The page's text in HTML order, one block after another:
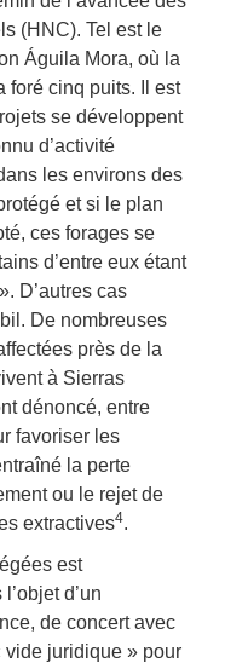
(HNC). Tel est le
Águila Mora, où la
foré cinq puits. Il est
se développent
d’activité
les environs des
et si le plan
ces forages se
d’entre eux étant
D’autres cas
De nombreuses
près de la
à Sierras
dénoncé, entre
favoriser les
la perte
ou le rejet de
extractives4.
est
d’un
de concert avec
vide juridique » pour